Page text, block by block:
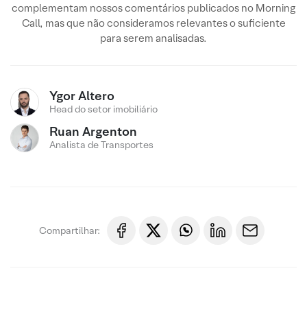
complementam nossos comentários publicados no Morning
Call, mas que não consideramos relevantes o suficiente
para serem analisadas.
Ygor Altero
Head do setor imobiliário
Ruan Argenton
Analista de Transportes
Compartilhar: